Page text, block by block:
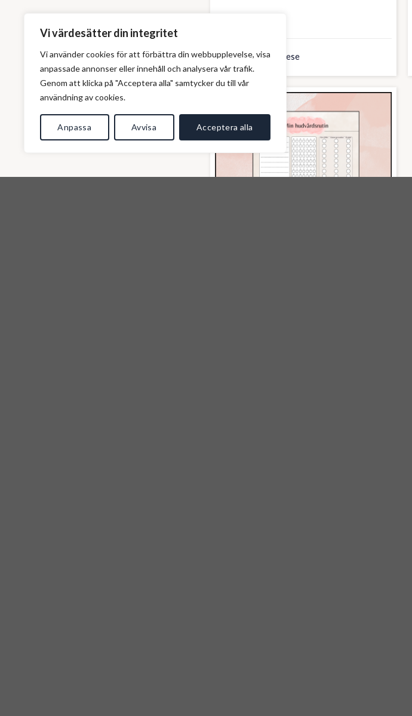
Vi värdesätter din integritet
Vi använder cookies för att förbättra din webbupplevelse, visa
anpassade annonser eller innehåll och analysera vår trafik.
Genom att klicka på "Acceptera alla" samtycker du till vår
användning av cookies.
Anpassa Avvisa Acceptera alla
var:
39 kr.
är:
25 kr.
coachingbyterese